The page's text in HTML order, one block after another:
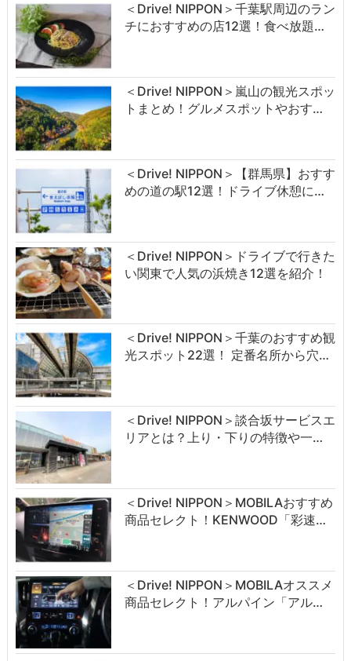
＜Drive! NIPPON＞千葉駅周辺のラン
チにおすすめの店12選！食べ放題…
＜Drive! NIPPON＞嵐山の観光スポッ
トまとめ！グルメスポットやおす…
＜Drive! NIPPON＞【群馬県】おすす
めの道の駅12選！ドライブ休憩に…
＜Drive! NIPPON＞ドライブで行きた
い関東で人気の浜焼き12選を紹介！
＜Drive! NIPPON＞千葉のおすすめ観
光スポット22選！ 定番名所から穴…
＜Drive! NIPPON＞談合坂サービスエ
リアとは？上り・下りの特徴や一…
＜Drive! NIPPON＞MOBILAおすすめ
商品セレクト！KENWOOD「彩速…
＜Drive! NIPPON＞MOBILAオススメ
商品セレクト！アルパイン「アル…